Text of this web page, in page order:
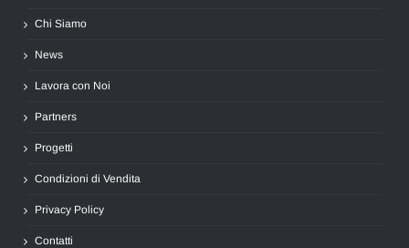
Chi Siamo
News
Lavora con Noi
Partners
Progetti
Condizioni di Vendita
Privacy Policy
Contatti